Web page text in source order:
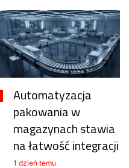
Automatyzacja
pakowania w
magazynach stawia
na łatwość integracji
1 dzień temu